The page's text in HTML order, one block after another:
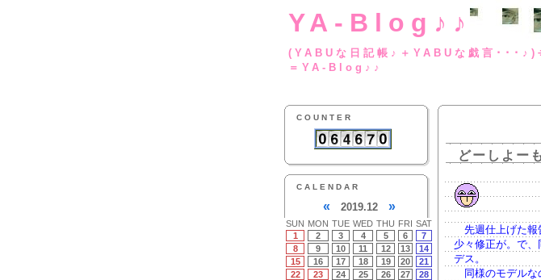
YA-Blog♪♪
(YABUな日記帳♪＋
＝YA-Blog♪♪
COUNTER
CALENDAR
« 2019.12 »
SUN MON TUE WED THU FRI SAT
1
2 3 4 5 6
7
8
9 10 11 12 13
14
15
16 17 18 19 20
21
22
23 24 25 26 27
28
どーしよー
先週仕上げた報
少々修正が。で
デス。
同様のモデルな